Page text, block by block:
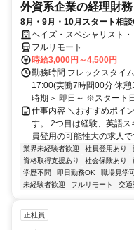
外資系企業の経理財務
8月・9月・10月スタート相
大／700万～800万／リモー
ヘイズ・スペシャリスト
フルリモート
時給3,000円～4,500円
勤務時間 フレックスタイ
17:00(実働7時間00分 休
時期＞ 即日～ ※スタート
仕事内容 ＼おすすめポイ
す。 2つ目は経験、英語
員登用の可能性大の求人
業界未経験者歓迎 社員登用あり
資格取得支援あり
社会保険あり
学歴不問
即日勤務OK 職場見学
未経験者歓迎
フルリモート 交通
正社員